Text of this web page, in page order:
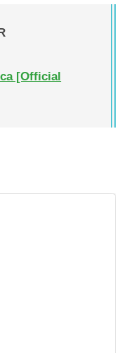
[Official